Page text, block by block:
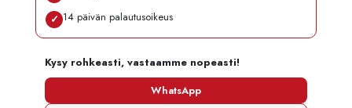
✓ 14 päivän palautusoikeus
Kysy rohkeasti, vastaamme nopeasti!
WhatsApp